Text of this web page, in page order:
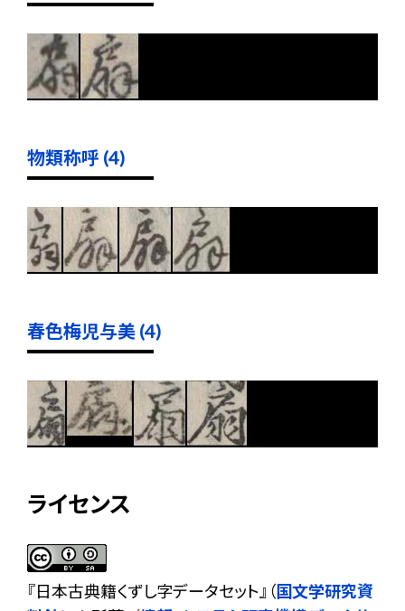
物類称呼 (4)
春色梅児与美 (4)
ライセンス
『日本古典籍くずし字データセット 』（国文学研究資